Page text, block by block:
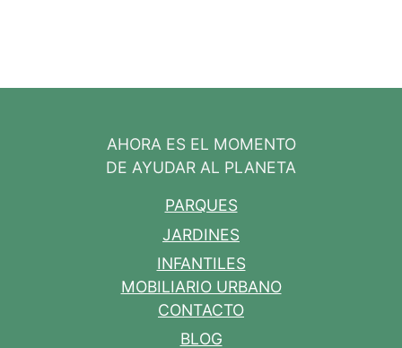
AHORA ES EL MOMENTO
DE AYUDAR AL PLANETA
PARQUES
JARDINES
INFANTILES
MOBILIARIO URBANO
CONTACTO
BLOG